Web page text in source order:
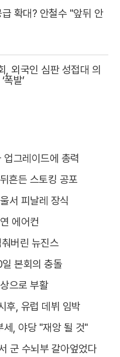
확대? 안철수 "앞뒤 안
, 외국인 심판 성접대 의
폭발’
그레이드에 총력
흔든 스토킹 공포
서 피날레 장식
에어컨
버린 뉴진스
본회의 충돌
으로 부활
후, 유럽 데뷔 임박
세, 야당 "재앙 될 것"
군 수뇌부 갈아엎었다